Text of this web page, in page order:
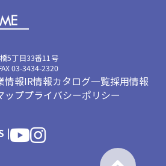
5丁目33番11号
03-3434-2320
情報IR情報カタログ一覧採用情報
ッププライバシーポリシー
|